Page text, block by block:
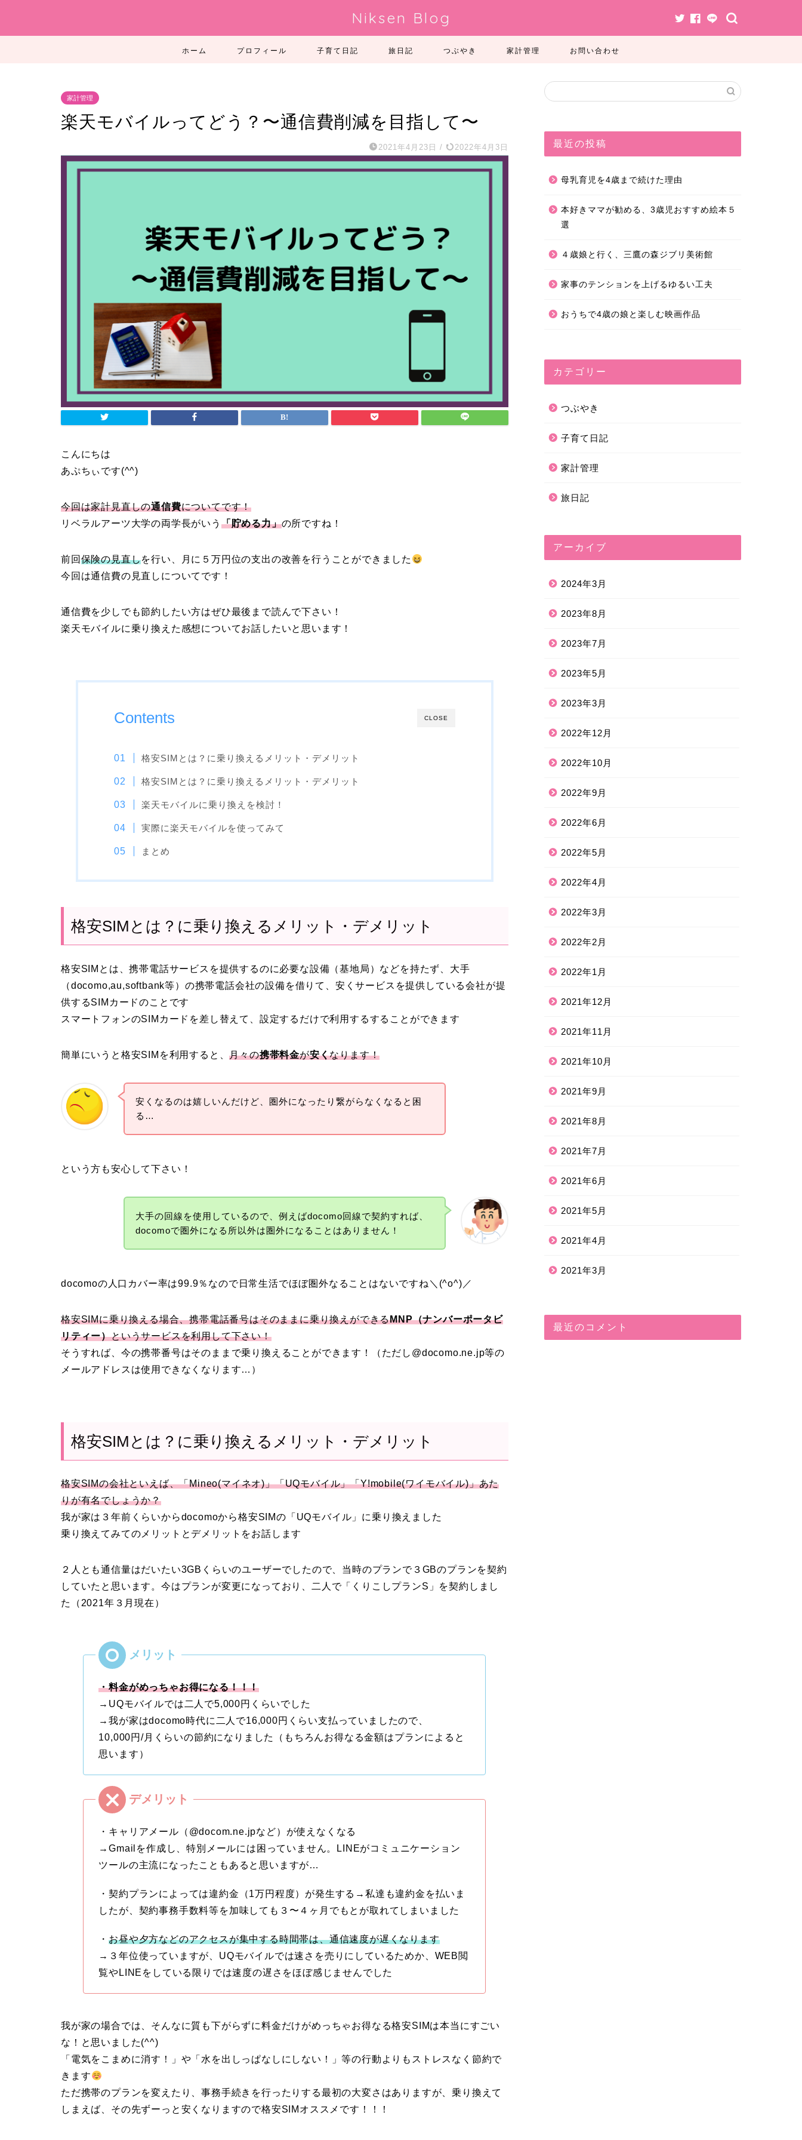
Niksen Blog
ホーム プロフィール 子育て日記 旅日記 つぶやき 家計管理 お問い合わせ
家計管理
楽天モバイルってどう？〜通信費削減を目指して〜
2021年4月23日 / 2022年4月3日
こんにちは
あぷちぃです(^^)
今回は家計見直しの通信費についてです！
リベラルアーツ大学の両学長がいう 「貯める力」の所ですね！
前回 保険の見直しを行い、月に５万円位の支出の改善を行うことができました
今回は通信費の見直しについてです！
通信費を少しでも節約したい方はぜひ最後まで読んで下さい！
楽天モバイルに乗り換えた感想についてお話したいと思います！
CLOSE
Contents
格安SIMとは？に乗り換えるメリット・デメリット
格安SIMとは？に乗り換えるメリット・デメリット
楽天モバイルに乗り換えを検討！
実際に楽天モバイルを使ってみて
まとめ
格安SIMとは？に乗り換えるメリット・デメリット
格安SIMとは、携帯電話サービスを提供するのに必要な設備（基地局）などを持たず、大手
（docomo,au,softbank等）の携帯電話会社の設備を借りて、安くサービスを提供している会社が提
供するSIMカードのことです
スマートフォンのSIMカードを差し替えて、設定するだけで利用するすることができます
簡単にいうと格安SIMを利用すると、月々の携帯料金が安くなります！
安くなるのは嬉しいんだけど、圏外になったり繋がらなくなると困
る…
という方も安心して下さい！
大手の回線を使用しているので、例えばdocomo回線で契約すれば、
docomoで圏外になる所以外は圏外になることはありません！
docomoの人口カバー率は99.9％なので日常生活でほぼ圏外なることはないですね＼(^o^)／
格安SIMに乗り換える場合、携帯電話番号はそのままに乗り換えができるMNP（ナンバーポータビ
リティー）というサービスを利用して下さい！
そうすれば、今の携帯番号はそのままで乗り換えることができます！（ただし@docomo.ne.jp等の
メールアドレスは使用できなくなります…）
格安SIMとは？に乗り換えるメリット・デメリット
格安SIMの会社といえば、「Mineo(マイネオ)」「UQモバイル」「Y!mobile(ワイモバイル)」あた
りが有名でしょうか？
我が家は３年前くらいからdocomoから格安SIMの「UQモバイル」に乗り換えました
乗り換えてみてのメリットとデメリットをお話します
２人とも通信量はだいたい3GBくらいのユーザーでしたので、当時のプランで３GBのプランを契約
していたと思います。今はプランが変更になっており、二人で「くりこしプランS」を契約しまし
た（2021年３月現在）
・料金がめっちゃお得になる！！！
→UQモバイルでは二人で5,000円くらいでした
→我が家はdocomo時代に二人で16,000円くらい支払っていましたので、
10,000円/月くらいの節約になりました（もちろんお得なる金額はプランによると
思います）
・キャリアメール（@docom.ne.jpなど）が使えなくなる
→Gmailを作成し、特別メールには困っていません。LINEがコミュニケーション
ツールの主流になったこともあると思いますが…
・契約プランによっては違約金（1万円程度）が発生する→私達も違約金を払いま
したが、契約事務手数料等を加味しても３〜４ヶ月でもとが取れてしまいました
・お昼や夕方などのアクセスが集中する時間帯は、通信速度が遅くなります
→３年位使っていますが、UQモバイルでは速さを売りにしているためか、WEB閲
覧やLINEをしている限りでは速度の遅さをほぼ感じませんでした
我が家の場合では、そんなに質も下がらずに料金だけがめっちゃお得なる格安SIMは本当にすごい
な！と思いました(^^)
「電気をこまめに消す！」や「水を出しっぱなしにしない！」等の行動よりもストレスなく節約で
きます
ただ携帯のプランを変えたり、事務手続きを行ったりする最初の大変さはありますが、乗り換えて
しまえば、その先ずーっと安くなりますので格安SIMオススメです！！！
最近の投稿
母乳育児を4歳まで続けた理由
本好きママが勧める、3歳児おすすめ絵本５
選
４歳娘と行く、三鷹の森ジブリ美術館
家事のテンションを上げるゆるい工夫
おうちで4歳の娘と楽しむ映画作品
カテゴリー
つぶやき
子育て日記
家計管理
旅日記
アーカイブ
2024年3月
2023年8月
2023年7月
2023年5月
2023年3月
2022年12月
2022年10月
2022年9月
2022年6月
2022年5月
2022年4月
2022年3月
2022年2月
2022年1月
2021年12月
2021年11月
2021年10月
2021年9月
2021年8月
2021年7月
2021年6月
2021年5月
2021年4月
2021年3月
最近のコメント